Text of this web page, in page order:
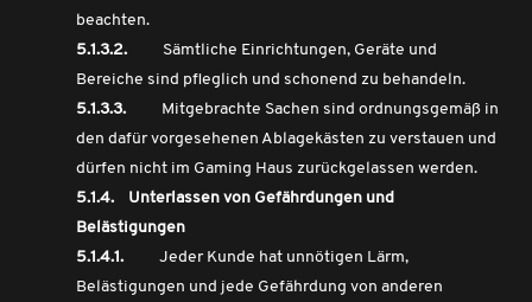
beachten.
5.1.3.2. Sämtliche Einrichtungen, Geräte und
Bereiche sind pfleglich und schonend zu behandeln.
5.1.3.3.
Mitgebrachte Sachen sind ordnungsgemäß in
den dafür vorgesehenen Ablagekästen zu verstauen und
dürfen nicht im Gaming Haus zurückgelassen werden.
5.1.4. Unterlassen von Gefährdungen und
Belästigungen
5.1.4.1. Jeder Kunde hat unnötigen Lärm,
Belästigungen und jede Gefährdung von anderen